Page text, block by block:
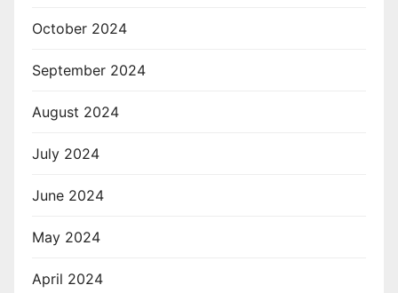
October 2024
September 2024
August 2024
July 2024
June 2024
May 2024
April 2024